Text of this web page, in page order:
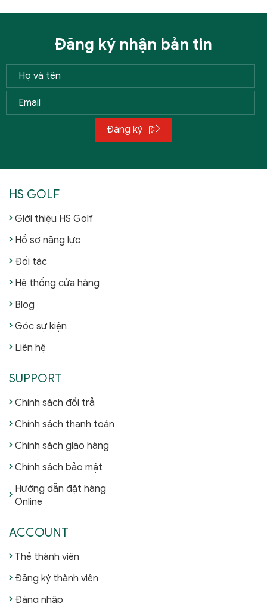
Đăng ký nhận bản tin
Đăng ký
HS GOLF
Giới thiệu HS Golf
Hồ sơ năng lực
Đối tác
Hệ thống cửa hàng
Blog
Góc sự kiện
Liên hệ
SUPPORT
Chính sách đổi trả
Chính sách thanh toán
Chính sách giao hàng
Chính sách bảo mật
Hướng dẫn đặt hàng
Online
ACCOUNT
Thẻ thành viên
Đăng ký thành viên
Đăng nhập